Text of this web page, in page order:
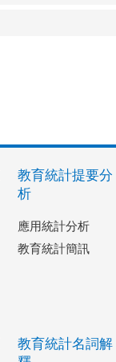
教育統計提要分
析
應用統計分析
教育統計簡訊
教育統計名詞解